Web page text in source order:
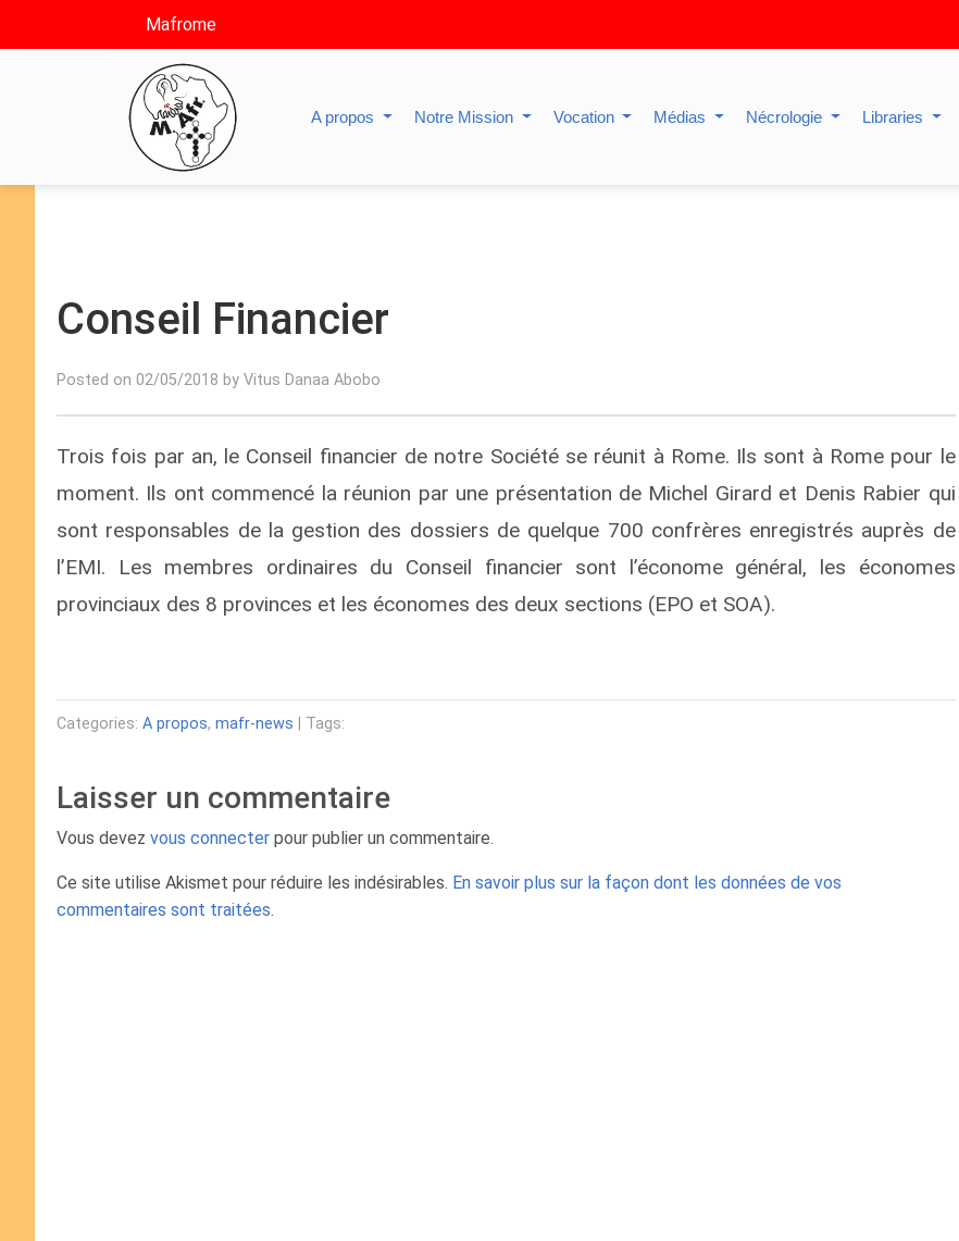
Mafrome
A propos Notre Mission Vocation Médias Nécrologie Libraries
Conseil Financier
Posted on 02/05/2018 by Vitus Danaa Abobo
Trois fois par an, le Conseil financier de notre Société se réunit à Rome. Ils sont à Rome pour le
moment. Ils ont commencé la réunion par une présentation de Michel Girard et Denis Rabier qui
sont responsables de la gestion des dossiers de quelque 700 confrères enregistrés auprès de
l’EMI. Les membres ordinaires du Conseil financier sont l’économe général, les économes
provinciaux des 8 provinces et les économes des deux sections (EPO et SOA).
Categories: A propos, mafr-news | Tags:
Laisser un commentaire
Vous devez vous connecter pour publier un commentaire.
Ce site utilise Akismet pour réduire les indésirables. En savoir plus sur la façon dont les données de vos
commentaires sont traitées.